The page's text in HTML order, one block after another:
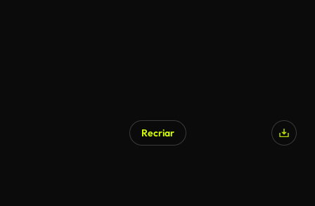
Recriar